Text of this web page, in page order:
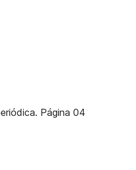
Página 04